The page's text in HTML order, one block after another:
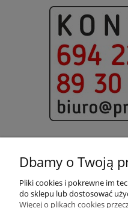
Pomoc
Dbamy o Twoją
Pliki cookies i pokrewne im
do sklepu lub dostosować
Więcej o plikach cookies